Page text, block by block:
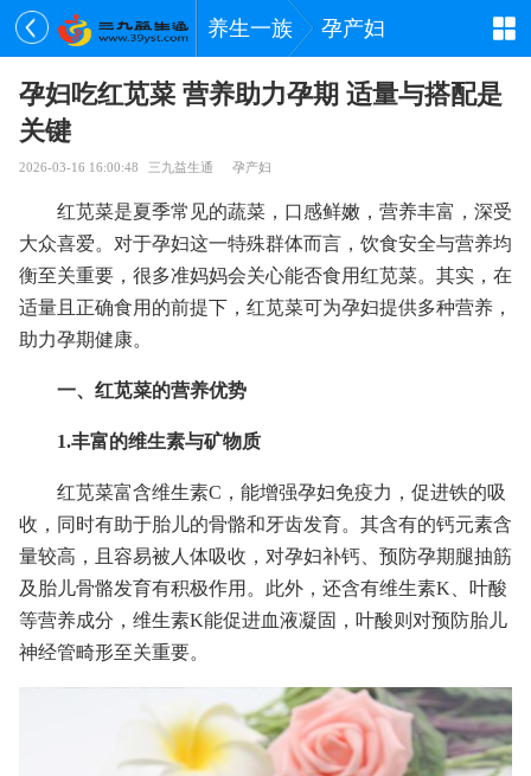
养生一族 孕产妇
孕妇吃红苋菜 营养助力孕期 适量与搭配是
关键
2026-03-16 16:00:48 三九益生通 孕产妇
红苋菜是夏季常见的蔬菜，口感鲜嫩，营养丰富，深受
大众喜爱。对于孕妇这一特殊群体而言，饮食安全与营养均
衡至关重要，很多准妈妈会关心能否食用红苋菜。其实，在
适量且正确食用的前提下，红苋菜可为孕妇提供多种营养，
助力孕期健康。
一、红苋菜的营养优势
1.丰富的维生素与矿物质
红苋菜富含维生素C，能增强孕妇免疫力，促进铁的吸
收，同时有助于胎儿的骨骼和牙齿发育。其含有的钙元素含
量较高，且容易被人体吸收，对孕妇补钙、预防孕期腿抽筋
及胎儿骨骼发育有积极作用。此外，还含有维生素K、叶酸
等营养成分，维生素K能促进血液凝固，叶酸则对预防胎儿
神经管畸形至关重要。